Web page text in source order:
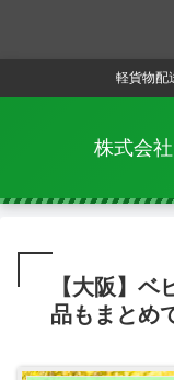
軽貨物配
株式会
【大阪】ベ
品もまとめ